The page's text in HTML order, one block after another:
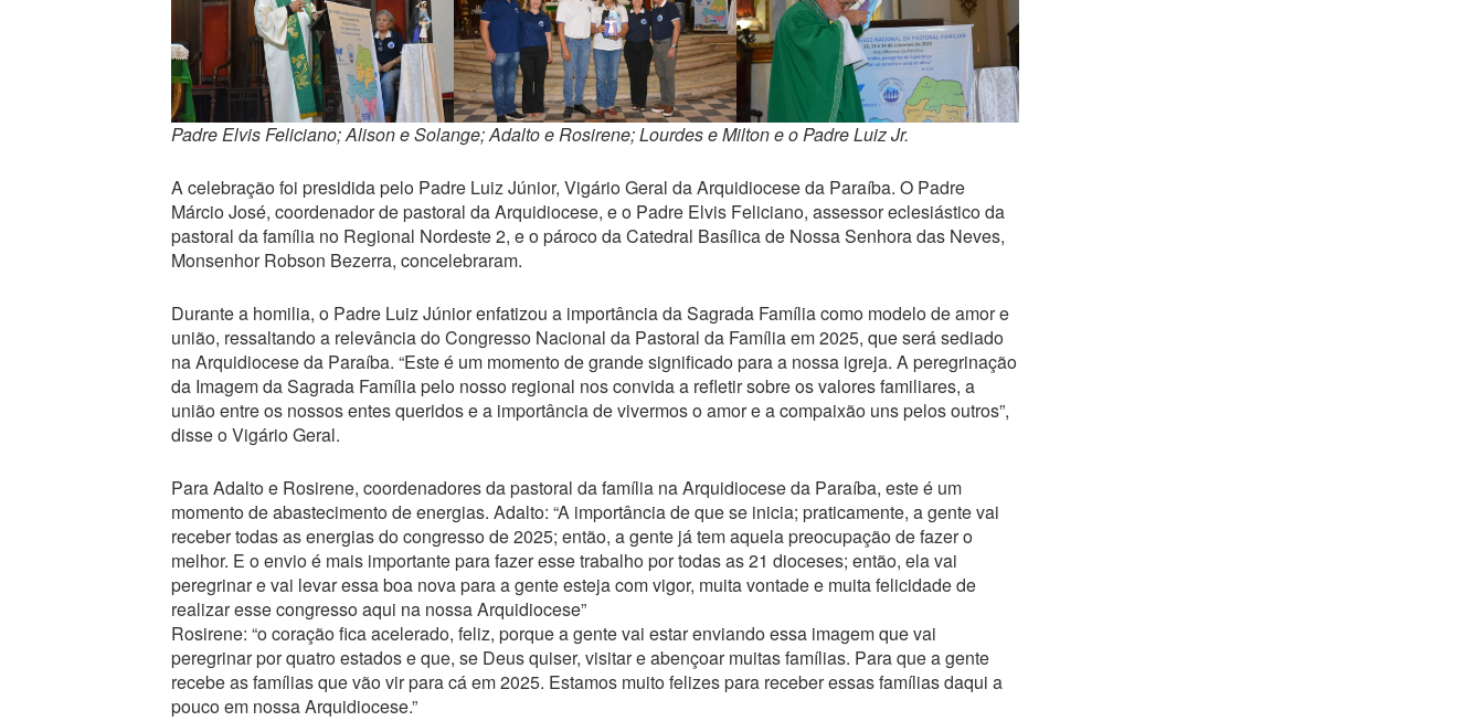
Padre Elvis Feliciano; Alison e Solange; Adalto e Rosirene; Lourdes e Milton e o Padre Luiz Jr.
A celebração foi presidida pelo Padre Luiz Júnior, Vigário Geral da Arquidiocese da Paraíba. O Padre
Márcio José, coordenador de pastoral da Arquidiocese, e o Padre Elvis Feliciano, assessor eclesiástico da
pastoral da família no Regional Nordeste 2, e o pároco da Catedral Basílica de Nossa Senhora das Neves,
Monsenhor Robson Bezerra, concelebraram.
Durante a homilia, o Padre Luiz Júnior enfatizou a importância da Sagrada Família como modelo de amor e
união, ressaltando a relevância do Congresso Nacional da Pastoral da Família em 2025, que será sediado
na Arquidiocese da Paraíba. “Este é um momento de grande significado para a nossa igreja. A peregrinação
da Imagem da Sagrada Família pelo nosso regional nos convida a refletir sobre os valores familiares, a
união entre os nossos entes queridos e a importância de vivermos o amor e a compaixão uns pelos outros”,
disse o Vigário Geral.
Para Adalto e Rosirene, coordenadores da pastoral da família na Arquidiocese da Paraíba, este é um
momento de abastecimento de energias. Adalto: “A importância de que se inicia; praticamente, a gente vai
receber todas as energias do congresso de 2025; então, a gente já tem aquela preocupação de fazer o
melhor. E o envio é mais importante para fazer esse trabalho por todas as 21 dioceses; então, ela vai
peregrinar e vai levar essa boa nova para a gente esteja com vigor, muita vontade e muita felicidade de
realizar esse congresso aqui na nossa Arquidiocese”
Rosirene: “o coração fica acelerado, feliz, porque a gente vai estar enviando essa imagem que vai
peregrinar por quatro estados e que, se Deus quiser, visitar e abençoar muitas famílias. Para que a gente
recebe as famílias que vão vir para cá em 2025. Estamos muito felizes para receber essas famílias daqui a
pouco em nossa Arquidiocese.”